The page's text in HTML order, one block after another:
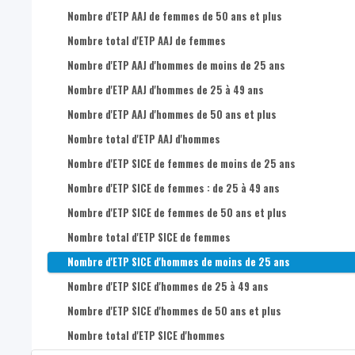
Nombre d'ETP AAJ de femmes de 50 ans et plus
Nombre total d'ETP AAJ de femmes
Nombre d'ETP AAJ d'hommes de moins de 25 ans
Nombre d'ETP AAJ d'hommes de 25 à 49 ans
Nombre d'ETP AAJ d'hommes de 50 ans et plus
Nombre total d'ETP AAJ d'hommes
Nombre d'ETP SICE de femmes de moins de 25 ans
Nombre d'ETP SICE de femmes : de 25 à 49 ans
Nombre d'ETP SICE de femmes de 50 ans et plus
Nombre total d'ETP SICE de femmes
Nombre d'ETP SICE d'hommes de moins de 25 ans
Nombre d'ETP SICE d'hommes de 25 à 49 ans
Nombre d'ETP SICE d'hommes de 50 ans et plus
Nombre total d'ETP SICE d'hommes